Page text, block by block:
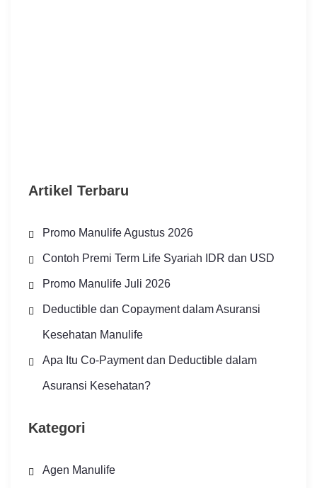
Artikel Terbaru
Promo Manulife Agustus 2026
Contoh Premi Term Life Syariah IDR dan USD
Promo Manulife Juli 2026
Deductible dan Copayment dalam Asuransi
Kesehatan Manulife
Apa Itu Co-Payment dan Deductible dalam
Asuransi Kesehatan?
Kategori
Agen Manulife